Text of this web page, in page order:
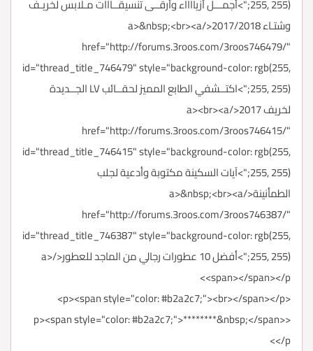
255, 255);">أجمـــل أزيااااء وأرقــى تنسيقــااات مـلابس لخريـف
وشتـاء 2017/2018</a>&nbsp;<br><a
href="http://forums.3roos.com/3roos746479/"
id="thread_title_746479" style="background-color: rgb(255,
255, 255);">اكتــشفي الطابع المميز لحقــائب LV الجــديدة
لخريف 2017</a><br><a
href="http://forums.3roos.com/3roos746415/"
id="thread_title_746415" style="background-color: rgb(255,
255, 255);">آيات السكينة مكتوبة وأدعية لجلب
الطمأنينة</a>&nbsp;<br><a
href="http://forums.3roos.com/3roos746387/"
id="thread_title_746387" style="background-color: rgb(255,
255, 255);">أفضل 10 عطورات رجالي من الماجد للعطور</a>
<span></span></p>
<p><span style="color: #b2a2c7;"><br></span></p>
<p><span style="color: #b2a2c7;">********&nbsp;</span>
</p>